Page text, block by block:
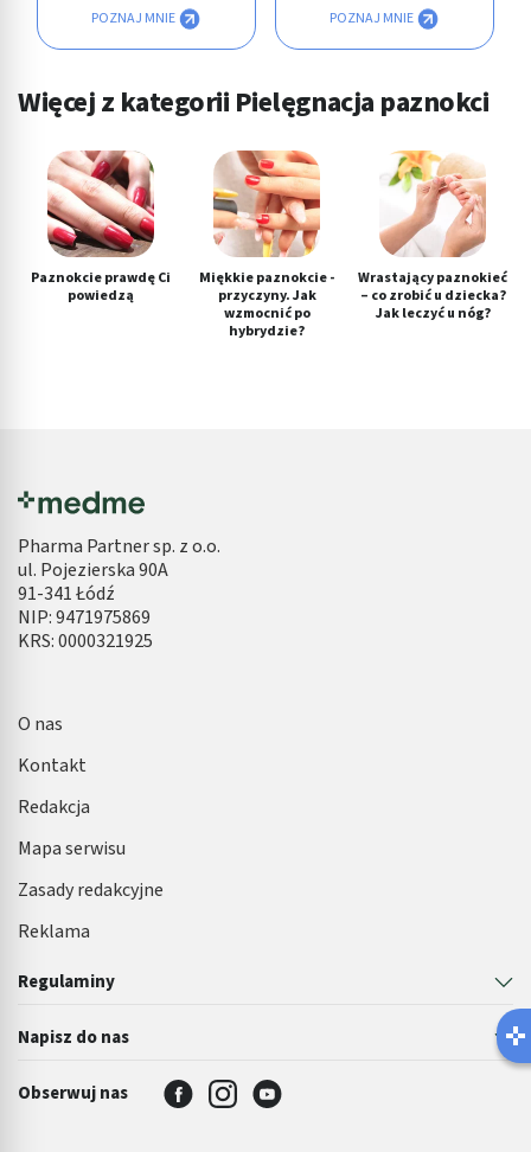
POZNAJ MNIE POZNAJ MNIE
Więcej z kategorii Pielęgnacja paznokci
Paznokcie prawdę Ci
powiedzą
Miękkie paznokcie -
przyczyny. Jak
wzmocnić po
hybrydzie?
Wrastający paznokieć
– co zrobić u dziecka?
Jak leczyć u nóg?
Pharma Partner sp. z o.o.
ul. Pojezierska 90A
91-341 Łódź
NIP: 9471975869
KRS: 0000321925
Regulaminy
Napisz do nas
O nas
Kontakt
Redakcja
Mapa serwisu
Zasady redakcyjne
Reklama
Obserwuj nas